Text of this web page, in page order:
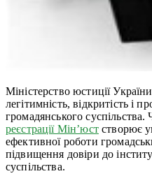
Міністерство юстиції
легітимність, відкритість і
громадянського суспільства.
реєстрації Мінʼюстстворює
ефективної роботи
підвищення довіри до
суспільства.